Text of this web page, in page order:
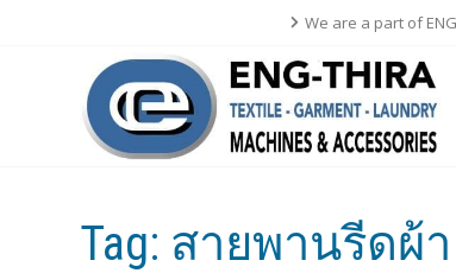
We are a part of
Tag: สายพานรีดผ้า